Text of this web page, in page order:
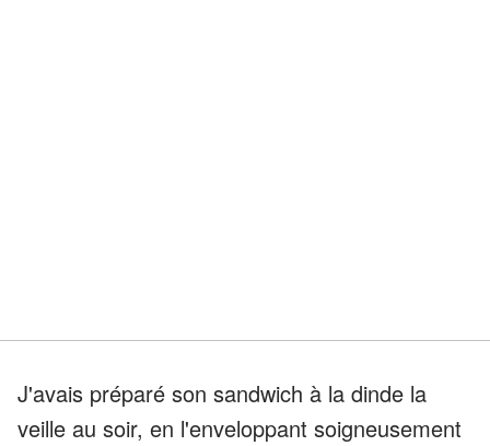
J'avais préparé son sandwich à la dinde la
veille au soir, en l'enveloppant soigneusement